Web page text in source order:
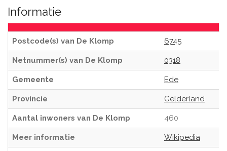
Informatie
Postcode(s) van De Klomp 6745
Netnummer(s) van De Klomp 0318
Gemeente Ede
Provincie Gelderland
Aantal inwoners van De Klomp 460
Meer informatie Wikipedia